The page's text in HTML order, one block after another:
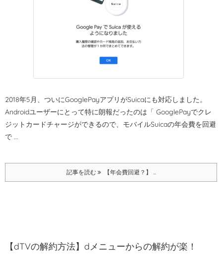
2018年5月、ついにGooglePayアプリがSuicaにも対応しました。
Androidユーザーにとって特に朗報だったのは「 GooglePayでクレ
ジットカードチャージができるので、モバイルSuicaの年会費を回避
で ...
記事を読む 【年会費回避？】 ...
【dTVの解約方法】dメニューからの解約が楽！